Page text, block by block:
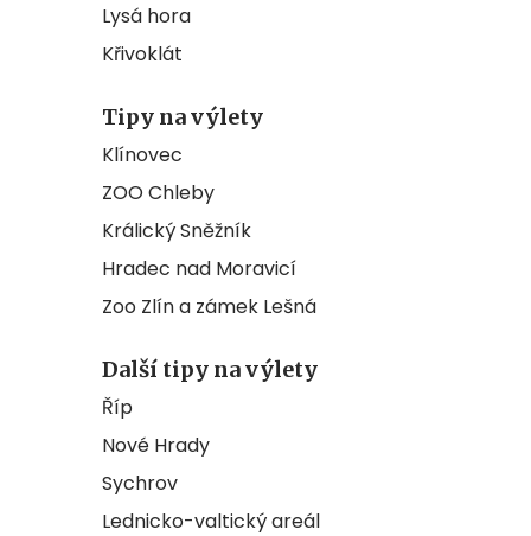
Lysá hora
Křivoklát
Tipy na výlety
Klínovec
ZOO Chleby
Králický Sněžník
Hradec nad Moravicí
Zoo Zlín a zámek Lešná
Další tipy na výlety
Říp
Nové Hrady
Sychrov
Lednicko-valtický areál